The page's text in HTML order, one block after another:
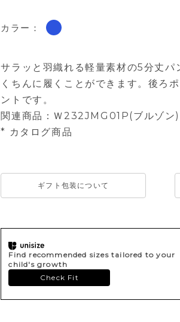
カラー：
サラッと羽織れる軽量素材の5分丈パ
くちんに履くことができます。後ろ
ントです。
関連商品： Ｗ232JMG01P(ブルゾン)
* カタログ商品
ギフト包装について
Find recommended sizes tailored to your
child's growth
Check Fit